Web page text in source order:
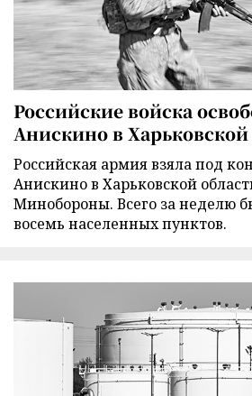
Российские войска
Анискино в
Российская армия взяла под
Анискино в Харьковской
Минобороны. Всего за неделю
восемь населенных пунктов.